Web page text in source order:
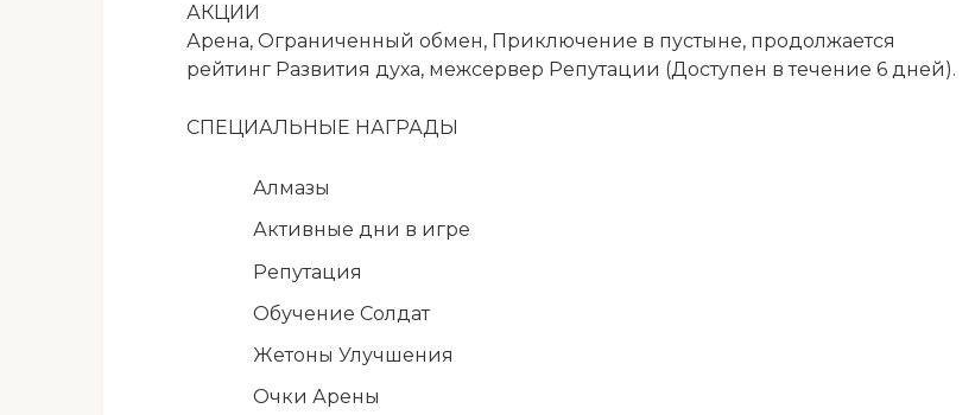
АКЦИИ
Арена, Ограниченный обмен, Приключение в пустыне, продолжается
рейтинг Развития духа, межсервер Репутации (Доступен в течение 6 дней).
СПЕЦИАЛЬНЫЕ НАГРАДЫ
Алмазы
Активные дни в игре
Репутация
Обучение Солдат
Жетоны Улучшения
Очки Арены